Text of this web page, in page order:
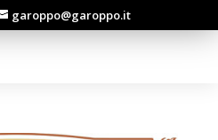
garoppo@garoppo.it